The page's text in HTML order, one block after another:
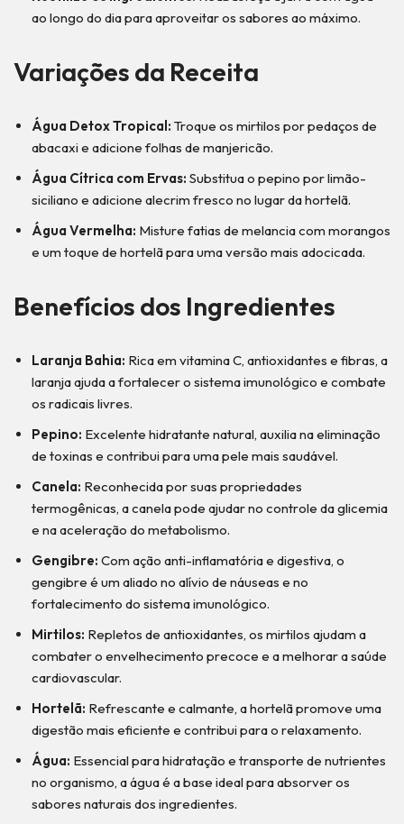
ao longo do dia para aproveitar os sabores ao máximo.
Variações da Receita
Água Detox Tropical: Troque os mirtilos por pedaços de
abacaxi e adicione folhas de manjericão.
Água Cítrica com Ervas: Substitua o pepino por limão-
siciliano e adicione alecrim fresco no lugar da hortelã.
Água Vermelha: Misture fatias de melancia com morangos
e um toque de hortelã para uma versão mais adocicada.
Benefícios dos Ingredientes
Laranja Bahia: Rica em vitamina C, antioxidantes e fibras, a
laranja ajuda a fortalecer o sistema imunológico e combate
os radicais livres.
Pepino: Excelente hidratante natural, auxilia na eliminação
de toxinas e contribui para uma pele mais saudável.
Canela: Reconhecida por suas propriedades
termogênicas, a canela pode ajudar no controle da glicemia
e na aceleração do metabolismo.
Gengibre: Com ação anti-inflamatória e digestiva, o
gengibre é um aliado no alívio de náuseas e no
fortalecimento do sistema imunológico.
Mirtilos: Repletos de antioxidantes, os mirtilos ajudam a
combater o envelhecimento precoce e a melhorar a saúde
cardiovascular.
Hortelã: Refrescante e calmante, a hortelã promove uma
digestão mais eficiente e contribui para o relaxamento.
Água: Essencial para hidratação e transporte de nutrientes
no organismo, a água é a base ideal para absorver os
sabores naturais dos ingredientes.